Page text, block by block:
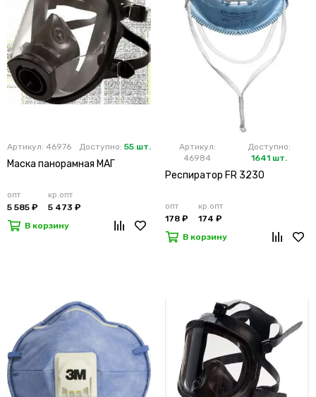
Артикул: 46976 Доступно: 55 шт.
Маска панорамная МАГ
опт
5 585 ₽
кр.опт
5 473 ₽
В корзину
Артикул:
46984
Доступно:
1641 шт.
Респиратор FR 3230
опт
178 ₽
кр.опт
174 ₽
В корзину